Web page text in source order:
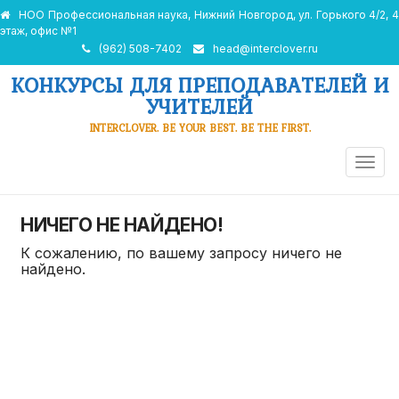
НОО Профессиональная наука, Нижний Новгород, ул. Горького 4/2, 4
этаж, офис №1
(962) 508-7402
head@interclover.ru
КОНКУРСЫ ДЛЯ ПРЕПОДАВАТЕЛЕЙ И
УЧИТЕЛЕЙ
INTERCLOVER. BE YOUR BEST. BE THE FIRST.
НИЧЕГО НЕ НАЙДЕНО!
К сожалению, по вашему запросу ничего не
найдено.